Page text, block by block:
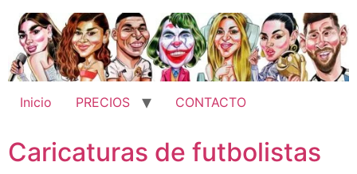
contenido
Inicio PRECIOS CONTACTO
Caricaturas de futbolistas